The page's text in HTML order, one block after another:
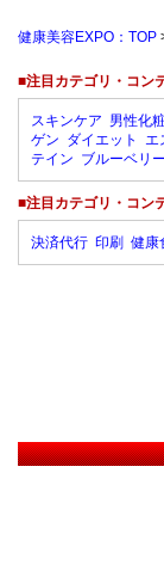
健康美容EXPO：TOP
■注目カテゴリ・コン
スキンケア 男性化
ゲン ダイエット エ
テイン ブルーベリー
■注目カテゴリ・コン
決済代行 印刷 健康